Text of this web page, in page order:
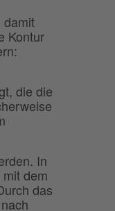
damit
Kontur
die die
In
dem
das